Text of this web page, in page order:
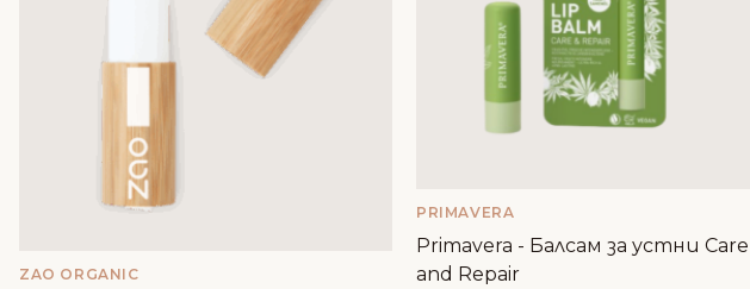
ZAO ORGANIC
PRIMAVERA
Primavera - Балсам за устни Care
and Repair